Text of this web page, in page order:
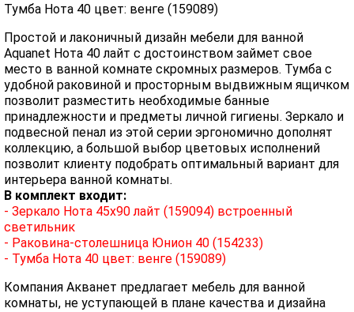
Тумба Нота 40 цвет: венге (159089)
Простой и лаконичный дизайн мебели для ванной
Aquanet Нота 40 лайт с достоинством займет свое
место в ванной комнате скромных размеров. Тумба с
удобной раковиной и просторным выдвижным ящичком
позволит разместить необходимые банные
принадлежности и предметы личной гигиены. Зеркало и
подвесной пенал из этой серии эргономично дополнят
коллекцию, а большой выбор цветовых исполнений
позволит клиенту подобрать оптимальный вариант для
интерьера ванной комнаты.
В комплект входит:
- Зеркало Нота 45х90 лайт (159094) встроенный
светильник
- Раковина-столешница Юнион 40 (154233)
- Тумба Нота 40 цвет: венге (159089)
Компания Акванет предлагает мебель для ванной
комнаты, не уступающей в плане качества и дизайна